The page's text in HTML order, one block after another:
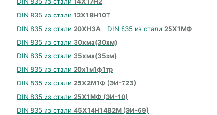
DIN 835 из стали 14Х17Н2
DIN 835 из стали 12Х18Н10Т
DIN 835 из стали 20ХН3А DIN 835 из стали 25Х1МФ
DIN 835 из стали 30хма(30хм)
DIN 835 из стали 35хма(35зм)
DIN 835 из стали 20х1м1ф1тр
DIN 835 из стали 25Х2М1Ф (ЭИ-723)
DIN 835 из стали 25Х1МФ (ЭИ-10)
DIN 835 из стали 45Х14Н14В2М (ЭИ-69)